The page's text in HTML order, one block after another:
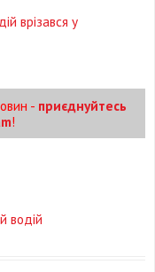
врізався у
- приєднуйтесь
!
водій